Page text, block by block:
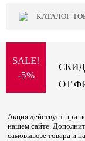
КАТАЛОГ
SALE!
-5%
ОТ
Акция действует при
нашем сайте.
самовывозе товара и